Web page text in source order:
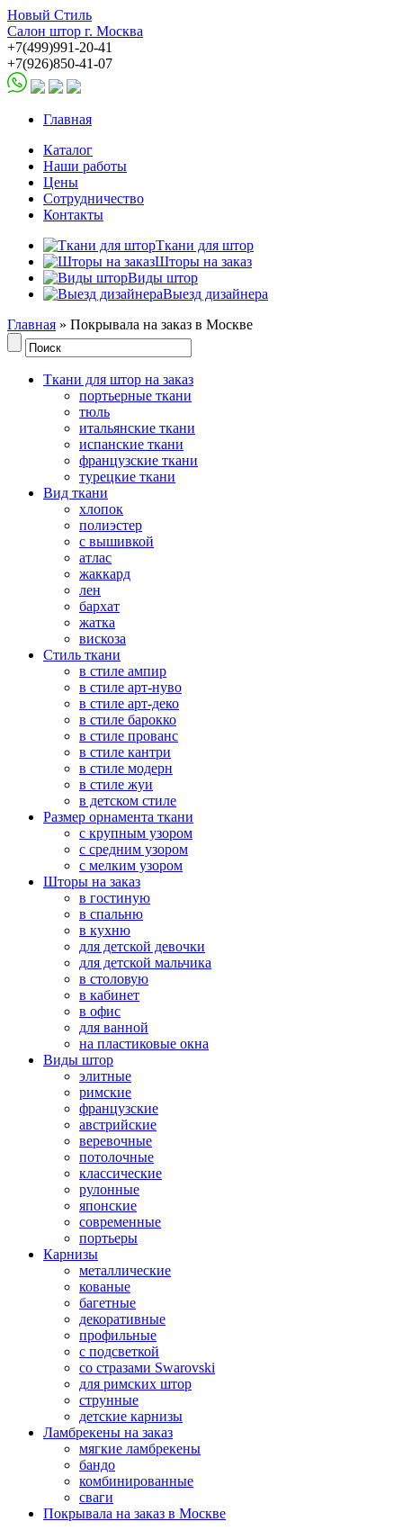
Новый Стиль
Салон штор г. Москва
+7(499)991-20-41
+7(926)850-41-07
Главная
Каталог
Наши работы
Цены
Сотрудничество
Контакты
Ткани для штор
Шторы на заказ
Виды штор
Выезд дизайнера
Главная » Покрывала на заказ в Москве
Ткани для штор на заказ
портьерные ткани
тюль
итальянские ткани
испанские ткани
французские ткани
турецкие ткани
Вид ткани
хлопок
полиэстер
с вышивкой
атлас
жаккард
лен
бархат
жатка
вискоза
Стиль ткани
в стиле ампир
в стиле арт-нуво
в стиле арт-деко
в стиле барокко
в стиле прованс
в стиле кантри
в стиле модерн
в стиле жуи
в детском стиле
Размер орнамента ткани
с крупным узором
с средним узором
с мелким узором
Шторы на заказ
в гостиную
в спальню
в кухню
для детской девочки
для детской мальчика
в столовую
в кабинет
в офис
для ванной
на пластиковые окна
Виды штор
элитные
римские
французские
австрийские
веревочные
потолочные
классические
рулонные
японские
современные
портьеры
Карнизы
металлические
кованые
багетные
декоративные
профильные
с подсветкой
со стразами Swarovski
для римских штор
струнные
детские карнизы
Ламбрекены на заказ
мягкие ламбрекены
бандо
комбинированные
сваги
Покрывала на заказ в Москве